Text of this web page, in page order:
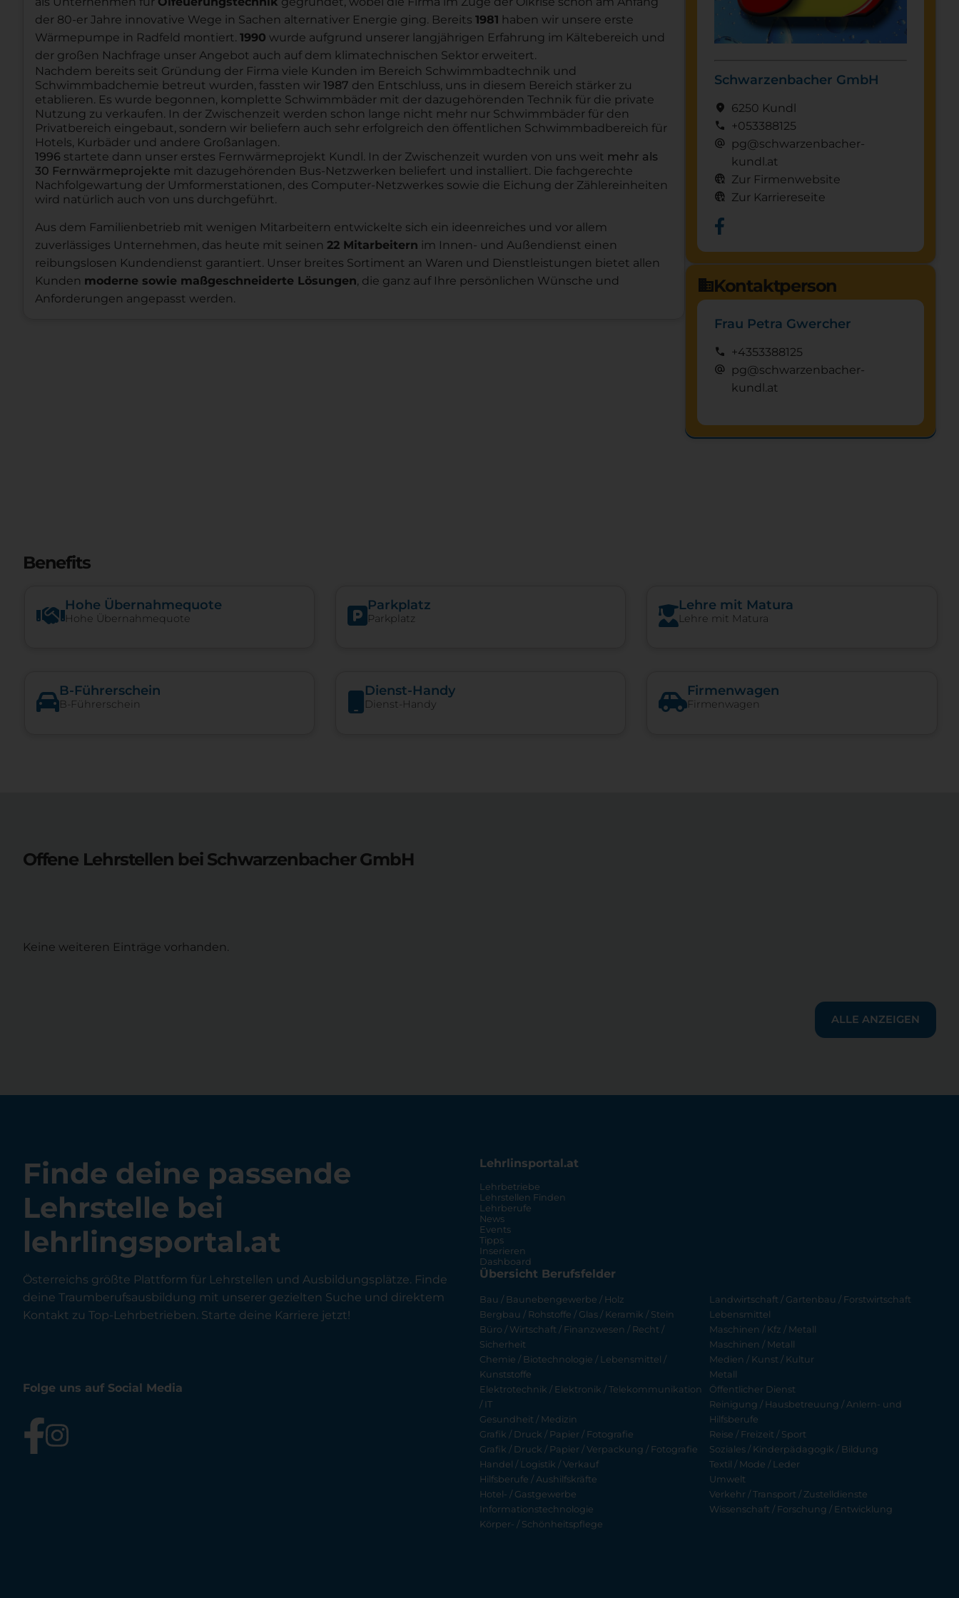
der 80-er Jahre innovative Wege in Sachen alternativer Energie ging. Bereits 1981 haben wir unsere erste
Wärmepumpe in Radfeld montiert. 1990 wurde aufgrund unserer langjährigen Erfahrung im Kältebereich und
der großen Nachfrage unser Angebot auch auf dem klimatechnischen Sektor erweitert.
Nachdem bereits seit Gründung der Firma viele Kunden im Bereich Schwimmbadtechnik und
Schwimmbadchemie betreut wurden, fassten wir 1987 den Entschluss, uns in diesem Bereich stärker zu
etablieren. Es wurde begonnen, komplette Schwimmbäder mit der dazugehörenden Technik für die private
Nutzung zu verkaufen. In der Zwischenzeit werden schon lange nicht mehr nur Schwimmbäder für den
Privatbereich eingebaut, sondern wir beliefern auch sehr erfolgreich den öffentlichen Schwimmbadbereich für
Hotels, Kurbäder und andere Großanlagen.
1996 startete dann unser erstes Fernwärmeprojekt Kundl. In der Zwischenzeit wurden von uns weit mehr als
30 Fernwärmeprojekte mit dazugehörenden Bus-Netzwerken beliefert und installiert. Die fachgerechte
Nachfolgewartung der Umformerstationen, des Computer-Netzwerkes sowie die Eichung der Zählereinheiten
wird natürlich auch von uns durchgeführt.
Aus dem Familienbetrieb mit wenigen Mitarbeitern entwickelte sich ein ideenreiches und vor allem
zuverlässiges Unternehmen, das heute mit seinen 22 Mitarbeitern im Innen- und Außendienst einen
reibungslosen Kundendienst garantiert. Unser breites Sortiment an Waren und Dienstleistungen bietet allen
Kunden moderne sowie maßgeschneiderte Lösungen , die ganz auf Ihre persönlichen Wünsche und
Anforderungen angepasst werden.
Schwarzenbacher GmbH
location_on 6250 Kundl
call +053388125
alternate_email
pg@schwarzenbacher-
kundl.at
captive_portal Zur Firmenwebsite
captive_portal Zur Karriereseite
domainKontaktperson
Frau Petra Gwercher
call +4353388125
alternate_email
pg@schwarzenbacher-
kundl.at
Benefits
Hohe Über­nah­me­quote
Hohe Über­nah­me­quote
Parkplatz
Parkplatz
Lehre mit Matura
Lehre mit Matura
B-Führerschein
B-Führerschein
Dienst-Handy
Dienst-Handy
Firmenwagen
Firmenwagen
Offene Lehrstellen bei Schwarzenbacher GmbH
Keine weiteren Einträge vorhanden.
ALLE ANZEIGEN
Finde deine passende
Lehrstelle bei
lehrlingsportal.at
Österreichs größte Plattform für Lehrstellen und Ausbildungsplätze. Finde
deine Traumberufsausbildung mit unserer gezielten Suche und direktem
Kontakt zu Top-Lehrbetrieben. Starte deine Karriere jetzt!
Folge uns auf Social Media
Lehrlinsportal.at
Lehrbetriebe
Lehrstellen Finden
Lehrberufe
News
Events
Tipps
Inserieren
Dashboard
Übersicht Berufsfelder
Bau / Baunebengewerbe / Holz
Bergbau / Rohstoffe / Glas / Keramik / Stein
Büro / Wirtschaft / Finanzwesen / Recht /
Sicherheit
Chemie / Biotechnologie / Lebensmittel /
Kunststoffe
Elektrotechnik / Elektronik / Telekommunikation
/ IT
Gesundheit / Medizin
Grafik / Druck / Papier / Fotografie
Grafik / Druck / Papier / Verpackung / Fotografie
Handel / Logistik / Verkauf
Hilfsberufe / Aushilfskräfte
Hotel- / Gastgewerbe
Informationstechnologie
Körper- / Schönheitspflege
Landwirtschaft / Gartenbau / Forstwirtschaft
Lebensmittel
Maschinen / Kfz / Metall
Maschinen / Metall
Medien / Kunst / Kultur
Metall
Öffentlicher Dienst
Reinigung / Hausbetreuung / Anlern- und
Hilfsberufe
Reise / Freizeit / Sport
Soziales / Kinderpädagogik / Bildung
Textil / Mode / Leder
Umwelt
Verkehr / Transport / Zustelldienste
Wissenschaft / Forschung / Entwicklung